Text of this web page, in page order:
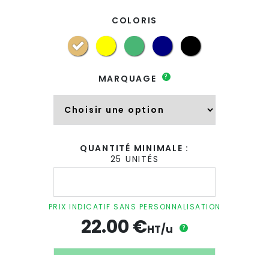
COLORIS
MARQUAGE ?
QUANTITÉ MINIMALE :
25 UNITÉS
quantité
polochon
publicitaire
PRIX INDICATIF SANS PERSONNALISATION
22.00€HT/u ?